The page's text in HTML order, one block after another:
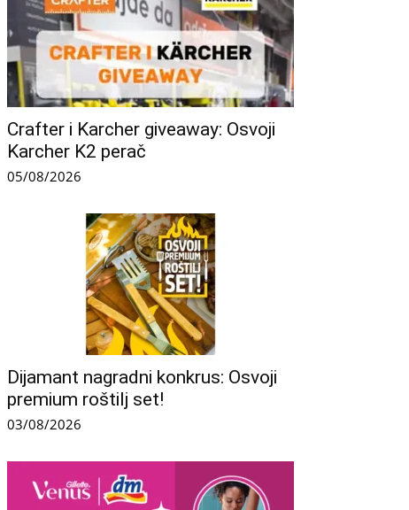
Crafter i Karcher giveaway: Osvoji
Karcher K2 perač
05/08/2026
Dijamant nagradni konkrus: Osvoji
premium roštilj set!
03/08/2026